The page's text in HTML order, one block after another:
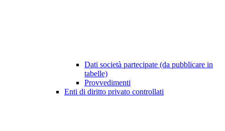
Dati società partecipate (da pubblicare in
tabelle)
Provvedimenti
Enti di diritto privato controllati